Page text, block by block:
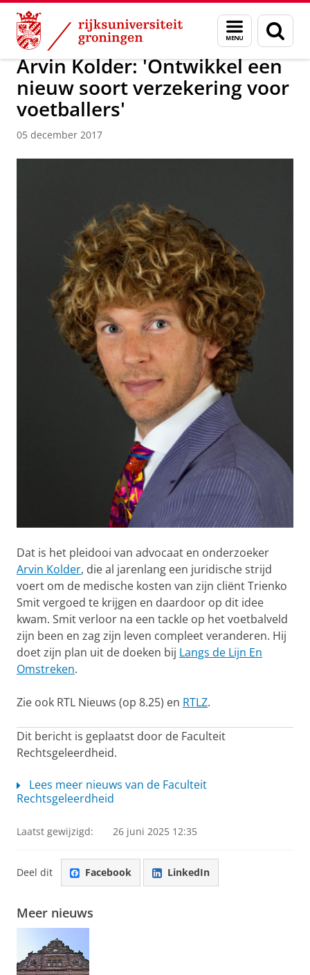
Skip
Content
Skip
Navigation
Menu
en
zoeken
Over ons Actueel Nieuws Nieuwsberichten
Arvin Kolder: 'Ontwikkel een
nieuw soort verzekering voor
voetballers'
05 december 2017
Dat is het pleidooi van advocaat en onderzoeker
Arvin Kolder, die al jarenlang een juridische strijd
voert om de medische kosten van zijn cliënt Trienko
Smit vergoed te krijgen en daardoor op dit idee
kwam. Smit verloor na een tackle op het voetbalveld
zijn been en zag zijn leven compleet veranderen. Hij
doet zijn plan uit de doeken bij Langs de Lijn En
Omstreken.
Zie ook RTL Nieuws (op 8.25) en RTLZ.
Dit bericht is geplaatst door de Faculteit
Rechtsgeleerdheid.
Lees meer nieuws van de Faculteit
Rechtsgeleerdheid
Laatst gewijzigd: 26 juni 2025 12:35
Deel dit Facebook LinkedIn
Meer nieuws